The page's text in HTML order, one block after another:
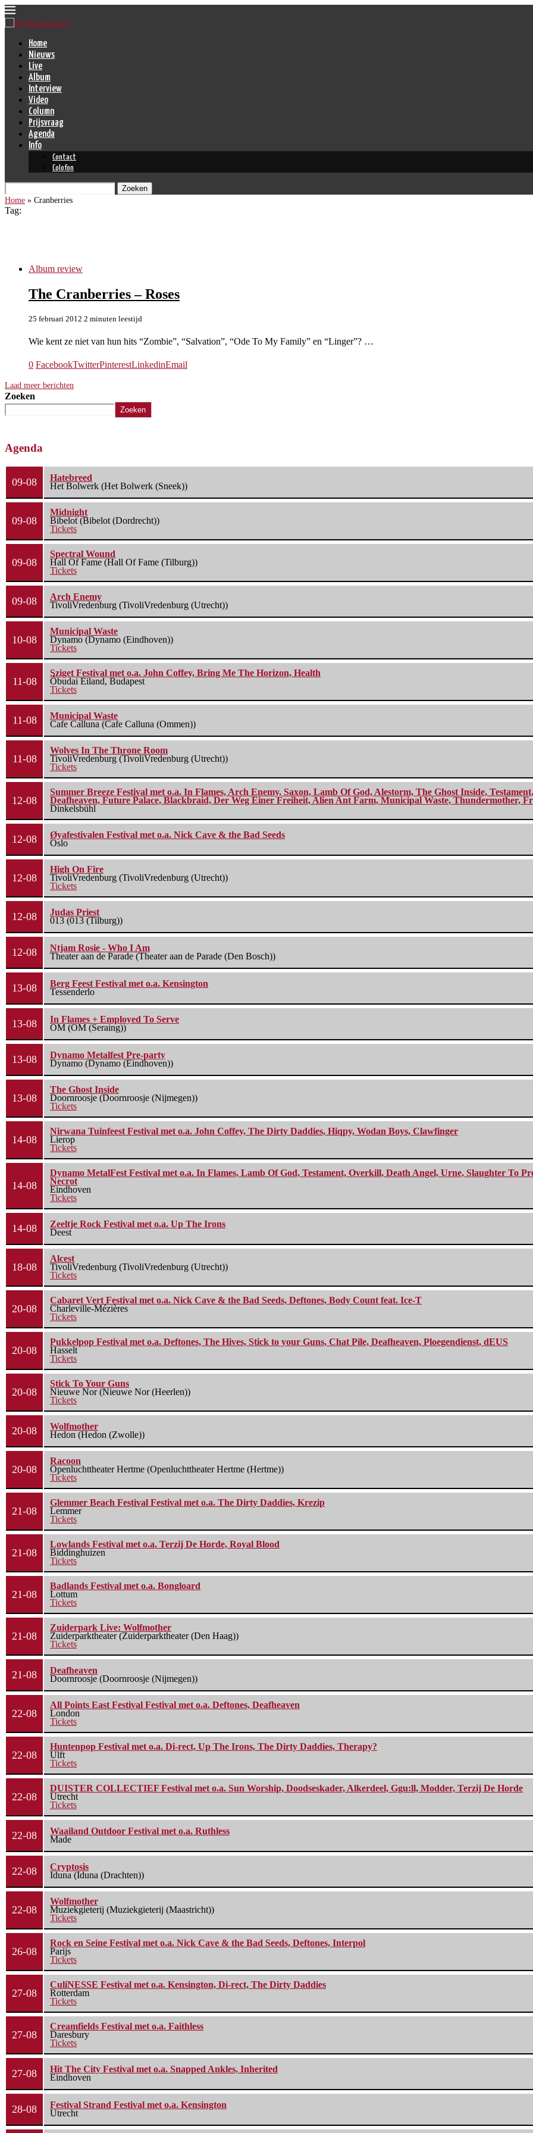
Home
Nieuws
Live
Album
Interview
Video
Column
Prijsvraag
Agenda
Info
Contact
Colofon
Zoeken
Home » Cranberries
Tag:
Album review
The Cranberries – Roses
25 februari 2012 2 minuten leestijd
Wie kent ze niet van hun hits “Zombie”, “Salvation”, “Ode To My Family” en “Linger”? …
0 FacebookTwitterPinterestLinkedinEmail
Laad meer berichten
Zoeken
Zoeken
Agenda
09-08
Hatebreed
Het Bolwerk (Het Bolwerk (Sneek))
09-08
Midnight
Bibelot (Bibelot (Dordrecht))
Tickets
09-08
Spectral Wound
Hall Of Fame (Hall Of Fame (Tilburg))
Tickets
09-08
Arch Enemy
TivoliVredenburg (TivoliVredenburg (Utrecht))
10-08
Municipal Waste
Dynamo (Dynamo (Eindhoven))
Tickets
11-08
Sziget Festival met o.a. John Coffey, Bring Me The Horizon, Health
Óbudai Eiland, Budapest
Tickets
11-08
Municipal Waste
Cafe Calluna (Cafe Calluna (Ommen))
11-08
Wolves In The Throne Room
TivoliVredenburg (TivoliVredenburg (Utrecht))
Tickets
12-08
Summer Breeze Festival met o.a. In Flames, Arch Enemy, Saxon, Lamb Of God, Alestorm, The Ghost Inside,
Deafheaven, Future Palace, Blackbraid, Der Weg Einer Freiheit, Alien Ant Farm, Municipal Waste, Thundermother,
Dinkelsbühl
12-08
Øyafestivalen Festival met o.a. Nick Cave & the Bad Seeds
Oslo
12-08
High On Fire
TivoliVredenburg (TivoliVredenburg (Utrecht))
Tickets
12-08
Judas Priest
013 (013 (Tilburg))
12-08
Ntjam Rosie - Who I Am
Theater aan de Parade (Theater aan de Parade (Den Bosch))
13-08
Berg Feest Festival met o.a. Kensington
Tessenderlo
13-08
In Flames + Employed To Serve
OM (OM (Seraing))
13-08
Dynamo Metalfest Pre-party
Dynamo (Dynamo (Eindhoven))
13-08
The Ghost Inside
Doornroosje (Doornroosje (Nijmegen))
Tickets
14-08
Nirwana Tuinfeest Festival met o.a. John Coffey, The Dirty Daddies, Hiqpy, Wodan Boys, Clawfinger
Lierop
Tickets
14-08
Dynamo MetalFest Festival met o.a. In Flames, Lamb Of God, Testament, Overkill, Death Angel, Urne, Slaughter To
Necrot
Eindhoven
Tickets
14-08
Zeeltje Rock Festival met o.a. Up The Irons
Deest
18-08
Alcest
TivoliVredenburg (TivoliVredenburg (Utrecht))
Tickets
20-08
Cabaret Vert Festival met o.a. Nick Cave & the Bad Seeds, Deftones, Body Count feat. Ice-T
Charleville-Mézières
Tickets
20-08
Pukkelpop Festival met o.a. Deftones, The Hives, Stick to your Guns, Chat Pile, Deafheaven, Ploegendienst, dEUS
Hasselt
Tickets
20-08
Stick To Your Guns
Nieuwe Nor (Nieuwe Nor (Heerlen))
Tickets
20-08
Wolfmother
Hedon (Hedon (Zwolle))
20-08
Racoon
Openluchttheater Hertme (Openluchttheater Hertme (Hertme))
Tickets
21-08
Glemmer Beach Festival Festival met o.a. The Dirty Daddies, Krezip
Lemmer
Tickets
21-08
Lowlands Festival met o.a. Terzij De Horde, Royal Blood
Biddinghuizen
Tickets
21-08
Badlands Festival met o.a. Bongloard
Lottum
Tickets
21-08
Zuiderpark Live: Wolfmother
Zuiderparktheater (Zuiderparktheater (Den Haag))
Tickets
21-08
Deafheaven
Doornroosje (Doornroosje (Nijmegen))
22-08
All Points East Festival Festival met o.a. Deftones, Deafheaven
London
Tickets
22-08
Huntenpop Festival met o.a. Di-rect, Up The Irons, The Dirty Daddies, Therapy?
Ulft
Tickets
22-08
DUISTER COLLECTIEF Festival met o.a. Sun Worship, Doodseskader, Alkerdeel, Ggu:ll, Modder, Terzij De Horde
Utrecht
Tickets
22-08
Waailand Outdoor Festival met o.a. Ruthless
Made
22-08
Cryptosis
Iduna (Iduna (Drachten))
22-08
Wolfmother
Muziekgieterij (Muziekgieterij (Maastricht))
Tickets
26-08
Rock en Seine Festival met o.a. Nick Cave & the Bad Seeds, Deftones, Interpol
Parijs
Tickets
27-08
CuliNESSE Festival met o.a. Kensington, Di-rect, The Dirty Daddies
Rotterdam
Tickets
27-08
Creamfields Festival met o.a. Faithless
Daresbury
Tickets
27-08
Hit The City Festival met o.a. Snapped Ankles, Inherited
Eindhoven
28-08
Festival Strand Festival met o.a. Kensington
Utrecht